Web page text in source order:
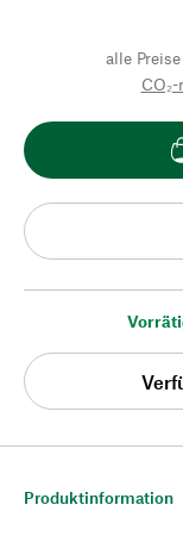
alle
Produktinformation